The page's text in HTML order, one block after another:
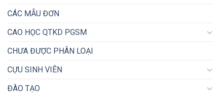
CÁC MẪU ĐƠN
CAO HỌC QTKD PGSM
CHƯA ĐƯỢC PHÂN LOẠI
CỰU SINH VIÊN
ĐÀO TẠO